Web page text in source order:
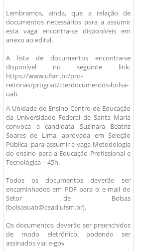
Lembramos, ainda, que a relação de
documentos necessários para a assumir
esta vaga encontra-se disponíveis em
anexo ao edital.
A lista de documentos encontra-se
disponível no seguinte link:
https://www.ufsm.br/pro-
reitorias/prograd/cte/documentos-bolsa-
uab.
A Unidade de Ensino Centro de Educação
da Universidade Federal de Santa Maria
convoca a candidata Suzinara Beatriz
Soares de Lima, aprovada em Seleção
Pública, para assumir a vaga Metodologia
do ensino para a Educação Profissional e
Tecnológica – 45h.
Todos os documentos deverão ser
encaminhados em PDF para o e-mail do
Setor de Bolsas
(bolsasuab@cead.ufsm.br).
Os documentos deverão ser preenchidos
de modo eletrônico, podendo ser
assinados via: e-gov